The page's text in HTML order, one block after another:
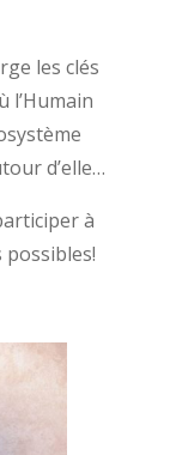
les clés
l’Humain
d’elle…
à
possibles!